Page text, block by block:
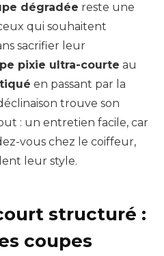
dégradée reste une
qui souhaitent
sacrifier leur
pixie ultra-courte au
en passant par la
trouve son
: un entretien facile, car
vous chez le coiffeur,
leur style.
structuré :
coupes